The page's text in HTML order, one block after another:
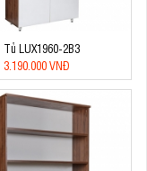
Tủ LUX1960-2B3
3.190.000 VNĐ